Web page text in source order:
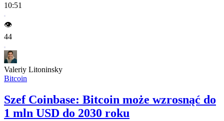
10:51
👁️
44
Valeriy Litoninsky
Bitcoin
Szef Coinbase: Bitcoin może wzrosnąć do
1 mln USD do 2030 roku